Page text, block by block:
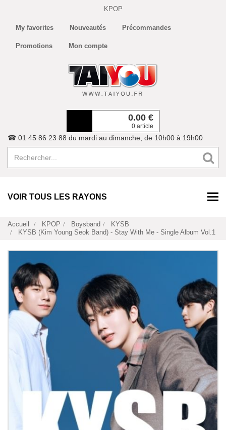
KPOP
My favorites Nouveautés Précommandes
Promotions Mon compte
0.00 €
0 article
☎ 01 45 86 23 88 du mardi au dimanche, de 10h00 à 19h00
VOIR TOUS LES RAYONS
Accueil KPOP Boysband
KYSB
KYSB (Kim Young Seok Band) - Stay With Me - Single Album Vol.1